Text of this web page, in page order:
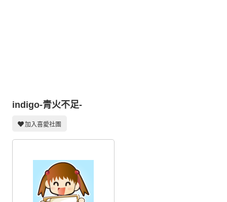
交流中心
攤位轉讓區
會員功能選單
會員中心
註冊會員
登入
indigo-青火不足-
加入喜愛社團